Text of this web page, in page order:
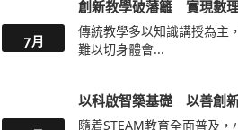
7月
創新教學破藩籬 實現數
傳統教學多以知識講授為主
難以切身體會...
以科啟智築基礎 以善創
隨着STEAM教育全面普及